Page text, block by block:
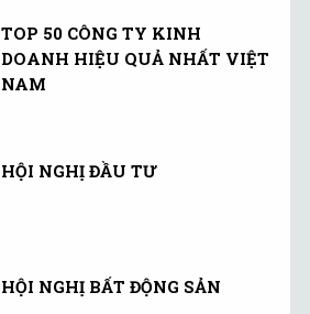
TOP 50 CÔNG TY KINH
DOANH HIỆU QUẢ NHẤT VIỆT
NAM
HỘI NGHỊ ĐẦU TƯ
HỘI NGHỊ BẤT ĐỘNG SẢN